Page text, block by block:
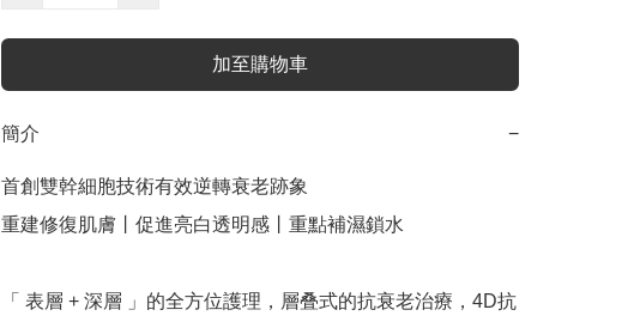
加至購物車
簡介 −
首創雙幹細胞技術有效逆轉衰老跡象
重建修復肌膚丨促進亮白透明感丨重點補濕鎖水
「 表層 + 深層 」的全方位護理，層叠式的抗衰老治療，4D抗